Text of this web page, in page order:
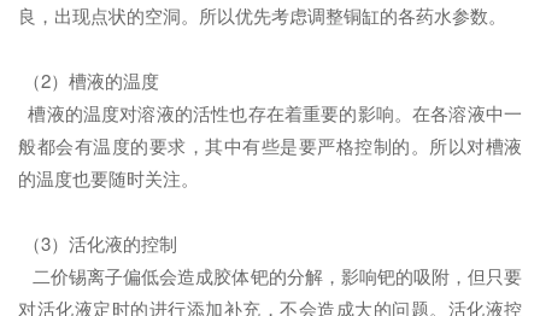
良，出现点状的空洞。所以优先考虑调整铜缸的各药水参数。
（2）槽液的温度
槽液的温度对溶液的活性也存在着重要的影响。在各溶液中一
般都会有温度的要求，其中有些是要严格控制的。所以对槽液
的温度也要随时关注。
（3）活化液的控制
二价锡离子偏低会造成胶体钯的分解，影响钯的吸附，但只要
对活化液定时的进行添加补充，不会造成大的问题。活化液控